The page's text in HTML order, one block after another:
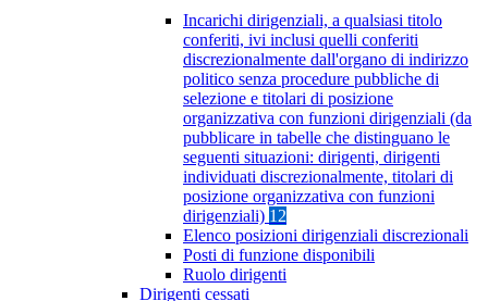
Incarichi dirigenziali, a qualsiasi titolo
conferiti, ivi inclusi quelli conferiti
discrezionalmente dall'organo di indirizzo
politico senza procedure pubbliche di
selezione e titolari di posizione
organizzativa con funzioni dirigenziali (da
pubblicare in tabelle che distinguano le
seguenti situazioni: dirigenti, dirigenti
individuati discrezionalmente, titolari di
posizione organizzativa con funzioni
dirigenziali) 12
Elenco posizioni dirigenziali discrezionali
Posti di funzione disponibili
Ruolo dirigenti
Dirigenti cessati